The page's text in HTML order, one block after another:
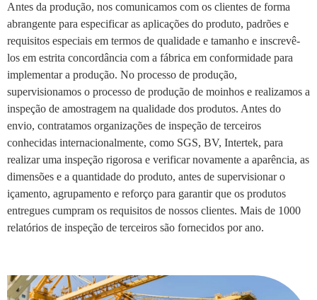
Antes da produção, nos comunicamos com os clientes de forma
abrangente para especificar as aplicações do produto, padrões e
requisitos especiais em termos de qualidade e tamanho e inscrevê-
los em estrita concordância com a fábrica em conformidade para
implementar a produção. No processo de produção,
supervisionamos o processo de produção de moinhos e realizamos a
inspeção de amostragem na qualidade dos produtos. Antes do
envio, contratamos organizações de inspeção de terceiros
conhecidas internacionalmente, como SGS, BV, Intertek, para
realizar uma inspeção rigorosa e verificar novamente a aparência, as
dimensões e a quantidade do produto, antes de supervisionar o
içamento, agrupamento e reforço para garantir que os produtos
entregues cumpram os requisitos de nossos clientes. Mais de 1000
relatórios de inspeção de terceiros são fornecidos por ano.